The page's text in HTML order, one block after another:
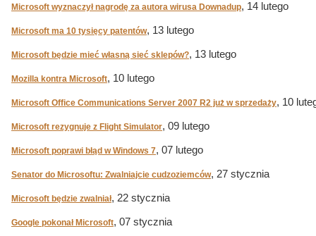
Microsoft wyznaczył nagrodę za autora wirusa Downadup, 14 lutego
Microsoft ma 10 tysięcy patentów, 13 lutego
Microsoft będzie mieć własną sieć sklepów?, 13 lutego
Mozilla kontra Microsoft, 10 lutego
Microsoft Office Communications Server 2007 R2 już w sprzedaży, 10
Microsoft rezygnuje z Flight Simulator, 09 lutego
Microsoft poprawi błąd w Windows 7, 07 lutego
Senator do Microsoftu: Zwalniajcie cudzoziemców, 27 stycznia
Microsoft będzie zwalniał, 22 stycznia
Google pokonał Microsoft, 07 stycznia